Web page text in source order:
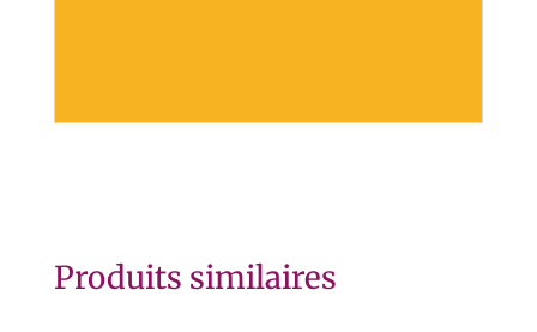
Produits similaires